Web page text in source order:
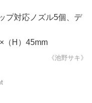
プ対応ノズル5個、デ
（H）45mm
《池野サキ》